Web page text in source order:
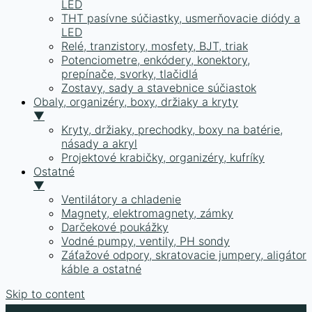
LED
THT pasívne súčiastky, usmerňovacie diódy a
LED
Relé, tranzistory, mosfety, BJT, triak
Potenciometre, enkódery, konektory,
prepínače, svorky, tlačidlá
Zostavy, sady a stavebnice súčiastok
Obaly, organizéry, boxy, držiaky a kryty
▼
Kryty, držiaky, prechodky, boxy na batérie,
násady a akryl
Projektové krabičky, organizéry, kufríky
Ostatné
▼
Ventilátory a chladenie
Magnety, elektromagnety, zámky
Darčekové poukážky
Vodné pumpy, ventily, PH sondy
Záťažové odpory, skratovacie jumpery, aligátor
káble a ostatné
Skip to content